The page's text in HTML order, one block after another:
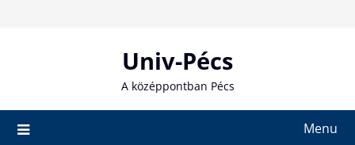
Univ-Pécs
A középpontban Pécs
Menu